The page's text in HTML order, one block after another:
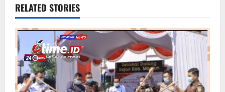
RELATED STORIES